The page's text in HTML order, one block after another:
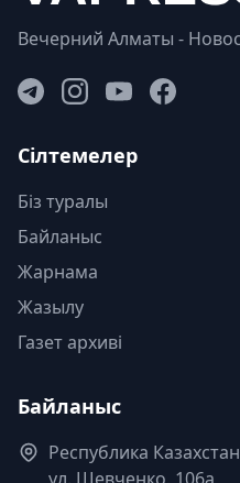
Вечерний Алматы -
Сілтемелер
Біз туралы
Байланыс
Жарнама
Жазылу
Газет архиві
Байланыс
Республика